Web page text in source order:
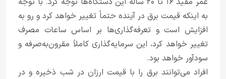
به اینکه قیمت برق در آینده حتماً تغییر خواهد کرد و رو به
افزایش است و تعرفه‌گذاری‌ها بر اساس ساعات مصرف
تغییر خواهد کرد، این سرمایه‌گذاری کاملاً مقرون‌به‌صرفه و
سودآور خواهد بود.
افراد می‌توانند برق را با قیمت ارزان در شب ذخیره و در